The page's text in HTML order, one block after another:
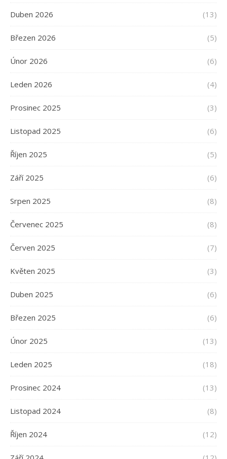
Duben 2026 (13)
Březen 2026 (5)
Únor 2026 (6)
Leden 2026 (4)
Prosinec 2025 (3)
Listopad 2025 (6)
Říjen 2025 (5)
Září 2025 (6)
Srpen 2025 (8)
Červenec 2025 (8)
Červen 2025 (7)
Květen 2025 (3)
Duben 2025 (6)
Březen 2025 (6)
Únor 2025 (13)
Leden 2025 (18)
Prosinec 2024 (13)
Listopad 2024 (8)
Říjen 2024 (12)